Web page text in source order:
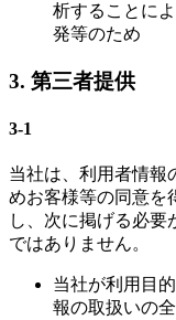
析することに
発等のため
3. 第三者提供
3-1
当社は、利用者情報
めお客様等の同意を
し、次に掲げる必要
ではありません。
当社が利用目
報の取扱いの